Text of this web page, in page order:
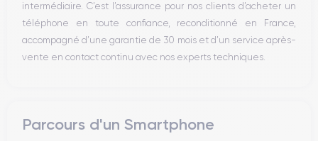
intermédiaire. C’est l’assurance pour nos clients d’acheter un
téléphone en toute confiance, reconditionné en France,
accompagné d’une garantie de 30 mois et d’un service après-
vente en contact continu avec nos experts techniques.
Parcours d'un Smartphone